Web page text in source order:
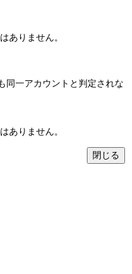
ありません。
同一アカウントと判定されな
ありません。